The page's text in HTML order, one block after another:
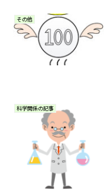
その他
科学関係の記事